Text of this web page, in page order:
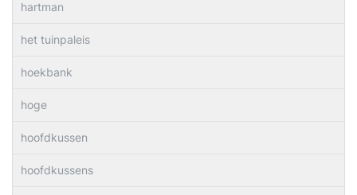
hartman
het tuinpaleis
hoekbank
hoge
hoofdkussen
hoofdkussens